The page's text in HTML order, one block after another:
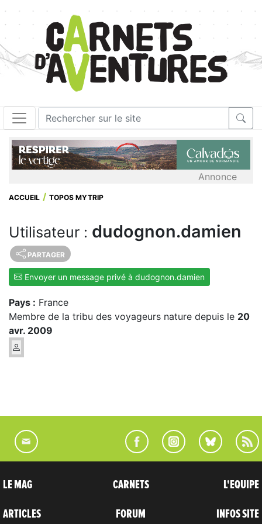
Annonce
ACCUEIL TOPOS MYTRIP
Utilisateur : dudognon.damien
PARTAGER
Envoyer un message privé à dudognon.damien
Pays : France
Membre de la tribu des voyageurs nature depuis le 20
avr. 2009
LE MAG
ARTICLES
CARNETS
FORUM
L'EQUIPE
INFOS SITE